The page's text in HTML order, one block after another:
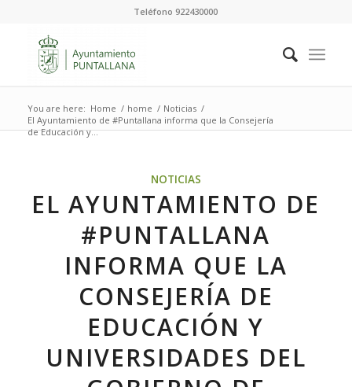
Teléfono 922430000
You are here: Home / home / Noticias /
El Ayuntamiento de #Puntallana informa que la Consejería
de Educación y...
NOTICIAS
EL AYUNTAMIENTO DE
#PUNTALLANA
INFORMA QUE LA
CONSEJERÍA DE
EDUCACIÓN Y
UNIVERSIDADES DEL